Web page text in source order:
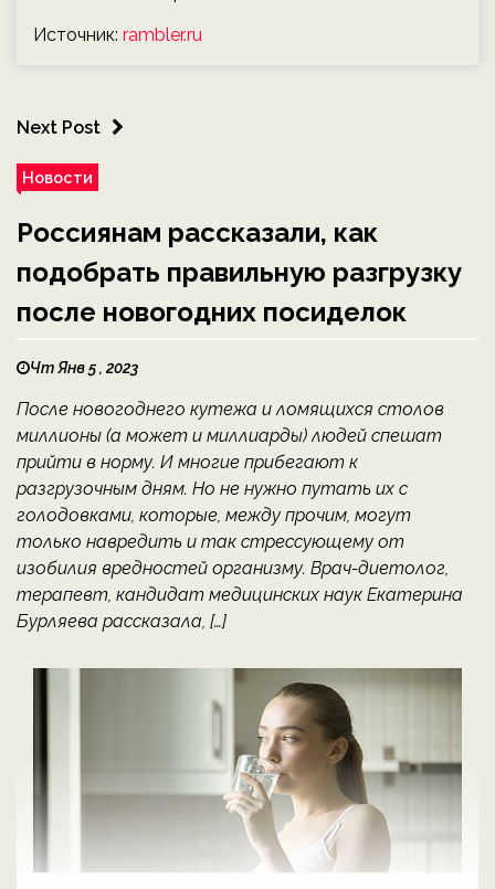
Источник: rambler.ru
Next Post
Новости
Россиянам рассказали, как
подобрать правильную разгрузку
после новогодних посиделок
Чт Янв 5 , 2023
После новогоднего кутежа и ломящихся столов
миллионы (а может и миллиарды) людей спешат
прийти в норму. И многие прибегают к
разгрузочным дням. Но не нужно путать их с
голодовками, которые, между прочим, могут
только навредить и так стрессующему от
изобилия вредностей организму. Врач-диетолог,
терапевт, кандидат медицинских наук Екатерина
Бурляева рассказала, […]